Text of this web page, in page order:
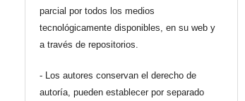
parcial por todos los medios
tecnológicamente disponibles, en su web y
a través de repositorios.
- Los autores conservan el derecho de
autoría, pueden establecer por separado